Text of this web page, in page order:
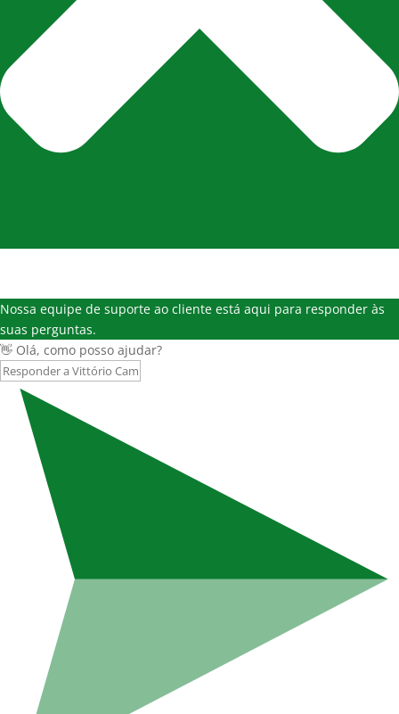
Nossa equipe de suporte ao cliente está aqui para responder às
suas perguntas.
👋 Olá, como posso ajudar?